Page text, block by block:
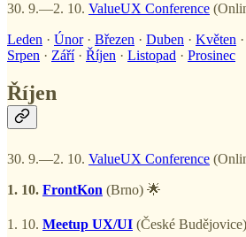
30. 9.—2. 10. ValueUX Conference
Leden · Únor· Březen · Duben · Květen ·
Srpen · Září· Říjen · Listopad · Prosinec
Říjen
30. 9.—2. 10. ValueUX Conference
1. 10. FrontKon (Brno) 🌟
1. 10. Meetup UX/UI (České